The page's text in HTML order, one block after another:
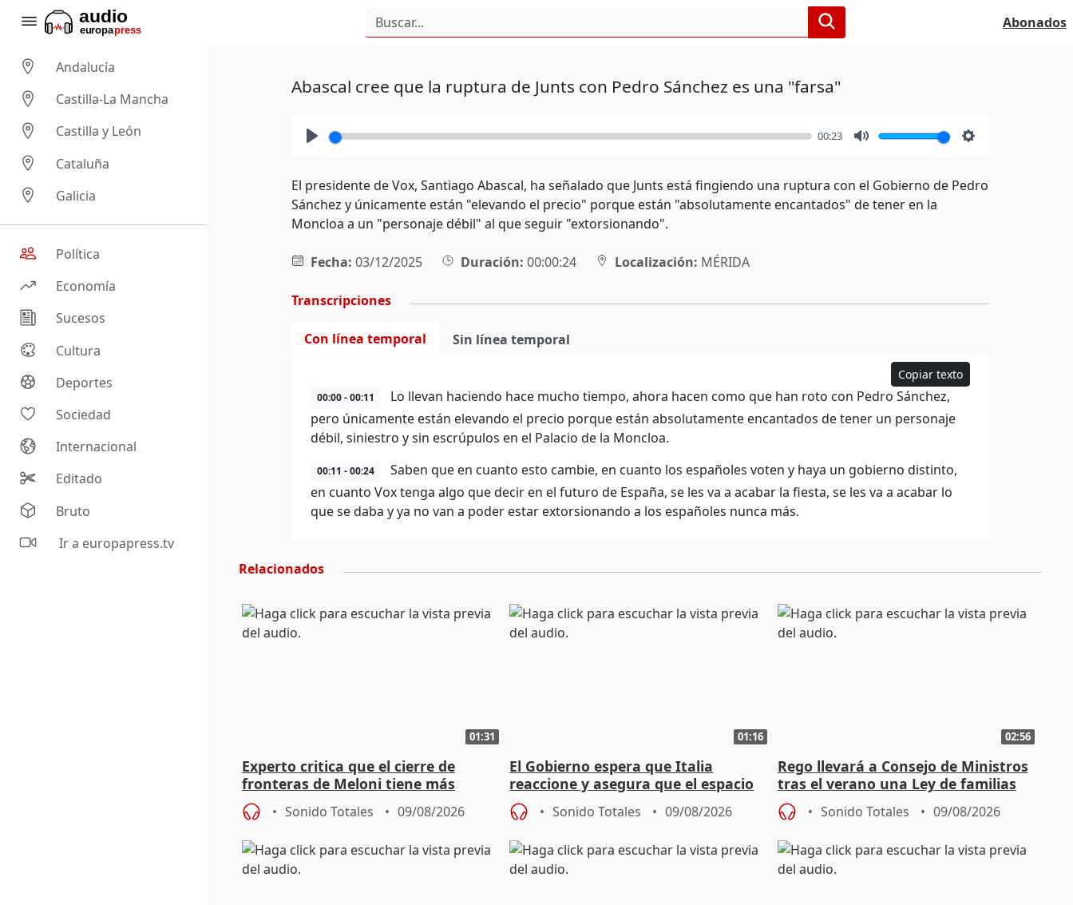
Abonados
Andalucía
Castilla-La Mancha
Castilla y León
Cataluña
Galicia
Política
Economía
Sucesos
Cultura
Deportes
Sociedad
Internacional
Editado
Bruto
Ir a europapress.tv
Abascal cree que la ruptura de Junts con Pedro Sánchez es una "farsa"
00:23
El presidente de Vox, Santiago Abascal, ha señalado que Junts está fingiendo una ruptura con el Gobierno de Pedro
Sánchez y únicamente están "elevando el precio" porque están "absolutamente encantados" de tener en la
Moncloa a un "personaje débil" al que seguir "extorsionando".
Fecha: 03/12/2025 Duración: 00:00:24 Localización: MÉRIDA
Transcripciones
Con línea temporal Sin línea temporal
Copiar texto
00:00 - 00:11
Lo llevan haciendo hace mucho tiempo, ahora hacen como que han roto con Pedro Sánchez,
pero únicamente están elevando el precio porque están absolutamente encantados de tener un personaje
débil, siniestro y sin escrúpulos en el Palacio de la Moncloa.
00:11 - 00:24
Saben que en cuanto esto cambie, en cuanto los españoles voten y haya un gobierno distinto,
en cuanto Vox tenga algo que decir en el futuro de España, se les va a acabar la fiesta, se les va a acabar lo
que se daba y ya no van a poder estar extorsionando a los españoles nunca más.
Relacionados
01:31
Experto critica que el cierre de
fronteras de Meloni tiene más
trasfondo político que legal
Sonido Totales 09/08/2026
01:16
El Gobierno espera que Italia
reaccione y asegura que el espacio
Schengen "no ha sido violado"
Sonido Totales 09/08/2026
02:56
Rego llevará a Consejo de Ministros
tras el verano una Ley de familias
acogedoras
Sonido Totales 09/08/2026